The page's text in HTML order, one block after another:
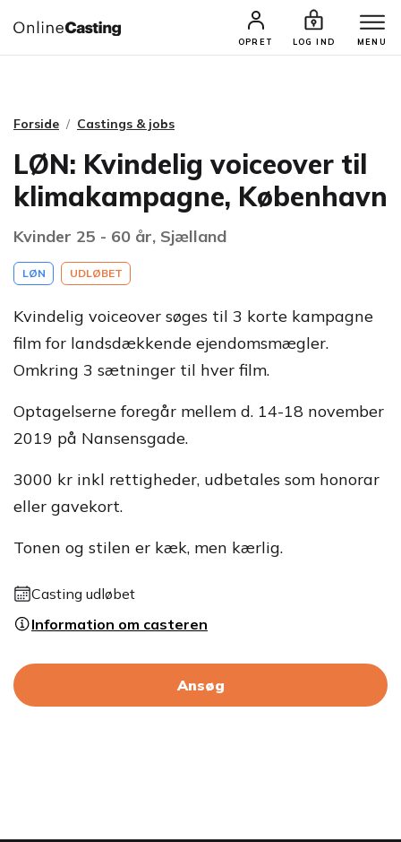
OPRET LOG IND MENU
CASTINGS & JOBS SØG PROFIL
Forside Castings & jobs
LØN: Kvindelig voiceover til
klimakampagne, København
Kvinder 25 - 60 år, Sjælland
LØN UDLØBET
Kvindelig voiceover søges til 3 korte kampagne
film for landsdækkende ejendomsmægler.
Omkring 3 sætninger til hver film.
Optagelserne foregår mellem d. 14-18 november
2019 på Nansensgade.
3000 kr inkl rettigheder, udbetales som honorar
eller gavekort.
Tonen og stilen er kæk, men kærlig.
Casting udløbet
Information om casteren
Ansøg